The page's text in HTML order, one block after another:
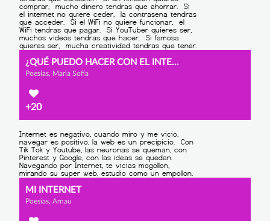
¿QUÉ PUEDO HACER CON EL INTERNET?
Poesías, Maria Sofía
+20
MI INTERNET
Poesías, Arnau